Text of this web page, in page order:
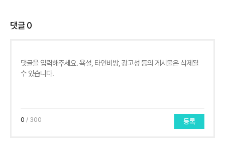
댓글0
0 / 300 등록